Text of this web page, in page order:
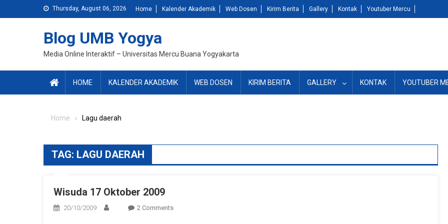
to
Thursday, August 06, 2026 Home Kalender Akademik Web Dosen Kirim Berita Gallery Kontak Youtuber Mercu
Blog UMB Yogya
Media Online Interaktif – Universitas Mercu Buana Yogyakarta
HOME KALENDER AKADEMIK WEB DOSEN KIRIM BERITA GALLERY KONTAK YOUTUBER
Home Lagu daerah
TAG: LAGU DAERAH
Wisuda 17 Oktober 2009
20/10/2009 2 CommentsOn